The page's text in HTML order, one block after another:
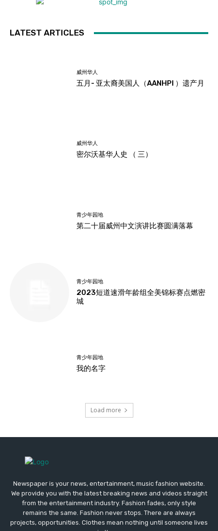
LATEST ARTICLES
威州华人
五月- 亚太裔美国人（AANHPI ）遗产月
威州华人
密尔沃基华人史 （ 三）
青少年园地
第二十届威州中文演讲比赛圆满落幕
青少年园地
2023短道速滑年龄组全美锦标赛点燃密
城
青少年园地
我的名字
Load more
Newspaper is your news, entertainment, music fashion website.
We provide you with the latest breaking news and videos straight
from the entertainment industry. Fashion fades, only style
remains the same. Fashion never stops. There are always
projects, opportunities. Clothes mean nothing until someone lives